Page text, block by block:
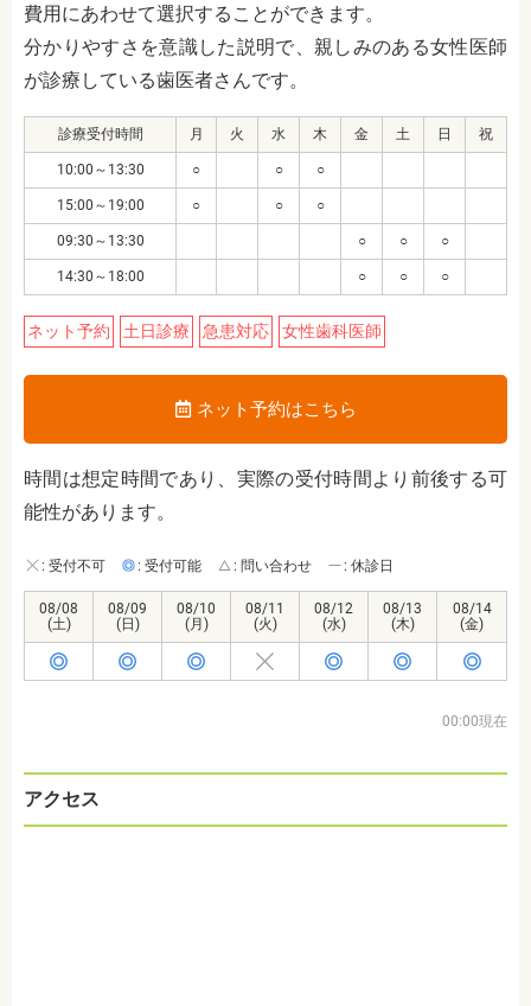
費用にあわせて選択することができます。
分かりやすさを意識した説明で、親しみのある女性医師
が診療している歯医者さんです。
診療受付時間 月 火 水 木 金 土 日 祝
10:00～13:30 ○ ○ ○
15:00～19:00 ○ ○ ○
09:30～13:30 ○ ○ ○
14:30～18:00 ○ ○ ○
ネット予約 土日診療 急患対応 女性歯科医師
ネット予約はこちら
時間は想定時間であり、実際の受付時間より前後する可
能性があります。
: 受付不可 : 受付可能 : 問い合わせ : 休診日
08/08
(土)
08/09
(日)
08/10
(月)
08/11
(火)
08/12
(水)
08/13
(木)
08/14
(金)
00:00現在
アクセス